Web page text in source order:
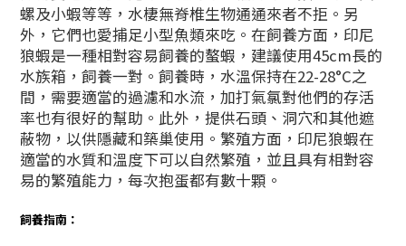
螺及小蝦等等，水棲無脊椎生物通通來者不拒。另
外，它們也愛捕足小型魚類來吃。 在飼養方面，印尼
狼蝦是一種相對容易飼養的螯蝦，建議使用45cm長的
水族箱，飼養一對。飼養時，水溫保持在22-28°C之
間，需要適當的過濾和水流，加打氣氯對他們的存活
率也有很好的幫助。此外，提供石頭、洞穴和其他遮
蔽物，以供隱藏和築巢使用。繁殖方面，印尼狼蝦在
適當的水質和溫度下可以自然繁殖，並且具有相對容
易的繁殖能力，每次抱蛋都有數十顆。
飼養指南：